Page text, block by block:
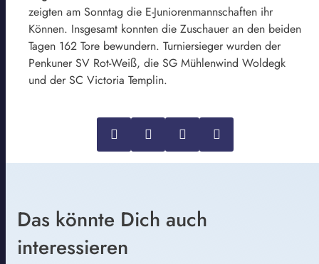
zeigten am Sonntag die E-Juniorenmannschaften ihr
Können. Insgesamt konnten die Zuschauer an den beiden
Tagen 162 Tore bewundern. Turniersieger wurden der
Penkuner SV Rot-Weiß, die SG Mühlenwind Woldegk
und der SC Victoria Templin.
Das könnte Dich auch
interessieren